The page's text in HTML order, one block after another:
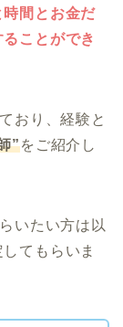
間とお金だ
ことができ
おり、経験と
”をご紹介し
いたい方は以
てもらいま